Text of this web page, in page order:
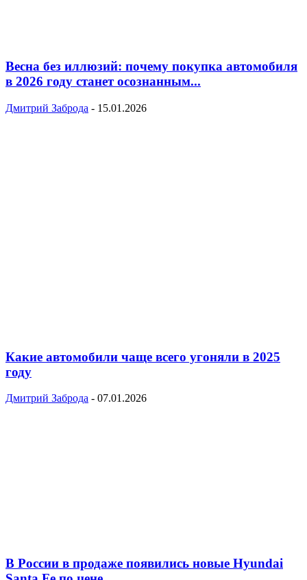
Весна без иллюзий: почему покупка автомобиля
в 2026 году станет осознанным...
Дмитрий Заброда - 15.01.2026
Какие автомобили чаще всего угоняли в 2025
году
Дмитрий Заброда - 07.01.2026
В России в продаже появились новые Hyundai